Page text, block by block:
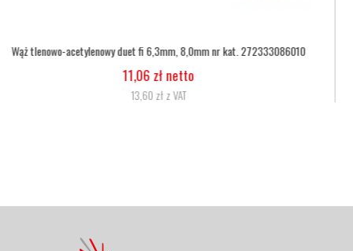
Wąż tlenowy fi 6,3
5,07 zł netto
6,24 zł z VAT